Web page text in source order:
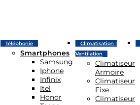
Téléphonie
Smartphones
Samsung
Iphone
Infinix
Itel
Honor
Climatisation |
Ventilation
Climatiseur
Armoire
Climatiseur
Fixe
Climatiseur